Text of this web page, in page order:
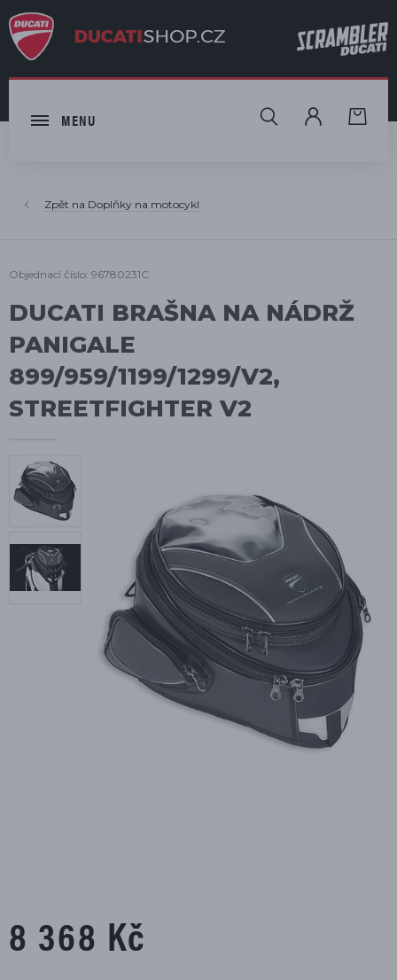
MENU HLEDAT
Doplňky na motocykl
Objednací číslo: 96780231C
DUCATI BRAŠNA NA NÁDRŽ
PANIGALE
899/959/1199/1299/V2,
STREETFIGHTER V2
8 368 Kč